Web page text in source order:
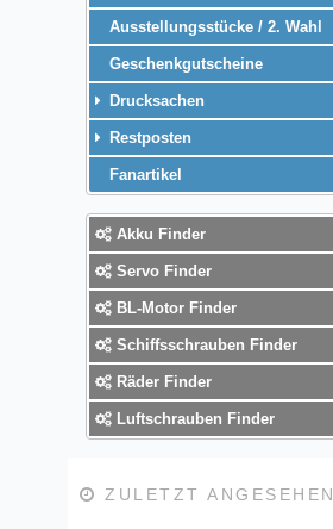
Ausstellungsstücke / 2. Wahl
Geschenkgutscheine
Drucksachen
Restposten
Fanartikel
Akku Finder
Servo Finder
BL-Motor Finder
Schiffsschrauben Finder
Räder Finder
Luftschrauben Finder
ZULETZT ANGESEHEN